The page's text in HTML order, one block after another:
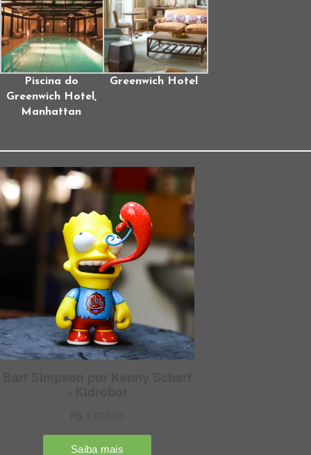
Piscina do
Greenwich Hotel,
Manhattan
Greenwich Hotel